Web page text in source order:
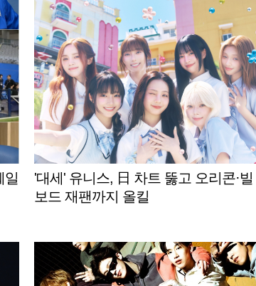
일
'대세' 유니스, 日 차트 뚫고 오리콘·빌
보드 재팬까지 올킬